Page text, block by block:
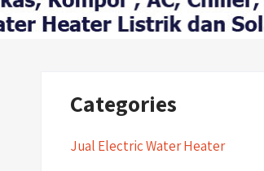
Categories
Jual Electric Water Heater